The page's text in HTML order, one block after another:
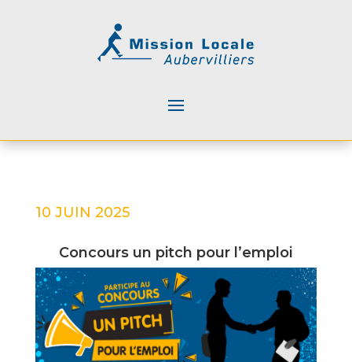
10 JUIN 2025
Concours un pitch pour l’emploi